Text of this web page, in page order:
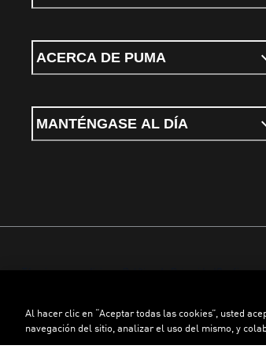
ACERCA DE PUMA
MANTÉNGASE AL DÍA
Términos y condiciones Política de Privacidad
©PUMA, 2026. Todos los derechos reservados
Al hacer clic en “Aceptar todas las cookies”, usted
navegación del sitio, analizar el uso del mismo, y